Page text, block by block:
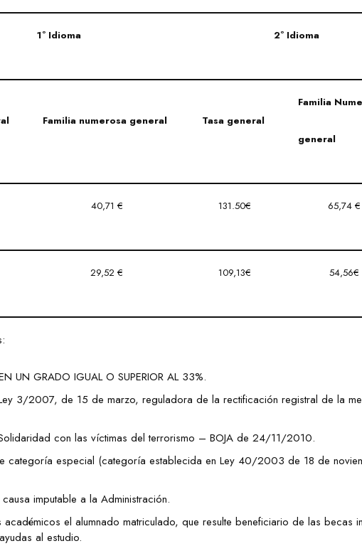
1º Idioma 2º Idioma
Familia numerosa general Tasa general
Familia
general
40,71 € 131.50€ 65,74 €
29,52 € 109,13€ 54,56€
UN GRADO IGUAL O SUPERIOR AL 33%.
3/2007, de 15 de marzo, reguladora de la rectificación registral de la
con las víctimas del terrorismo – BOJA de 24/11/2010.
categoría especial (categoría establecida en Ley 40/2003 de 18 de
imputable a la Administración.
el alumnado matriculado, que resulte beneficiario de las becas
al estudio.